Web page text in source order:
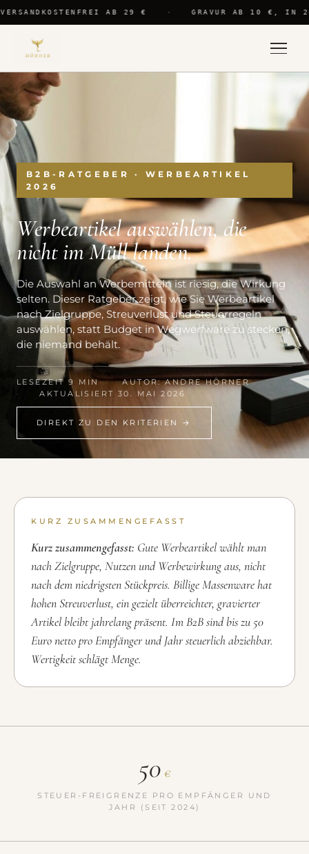
AB 29 € · GRAVUR AB 10 €, IN
B2B-RATGEBER · WERBEARTIKEL
2026
Werbeartikel auswählen, die
nicht im Müll landen.
Die Auswahl an Werbemitteln ist riesig, die Wirkung
selten. Dieser Ratgeber zeigt, wie Sie Werbeartikel
nach Zielgruppe, Streuverlust und Steuerregeln
auswählen, statt Budget in Wegwerfware zu stecken,
die niemand behält.
LESEZEIT 9 MIN
AUTOR: ANDRE HÖRNER
AKTUALISIERT 30. MAI 2026
DIREKT ZU DEN KRITERIEN →
KURZ ZUSAMMENGEFASST
Kurz zusammengefasst: Gute Werbeartikel wählt man
nach Zielgruppe, Nutzen und Werbewirkung aus, nicht
nach dem niedrigsten Stückpreis. Billige Massenware hat
hohen Streuverlust, ein gezielt überreichter, gravierter
Artikel bleibt jahrelang präsent. Im B2B sind bis zu 50
Euro netto pro Empfänger und Jahr steuerlich abziehbar.
Wertigkeit schlägt Menge.
50 €
STEUER-FREIGRENZE PRO EMPFÄNGER UND
JAHR (SEIT 2024)